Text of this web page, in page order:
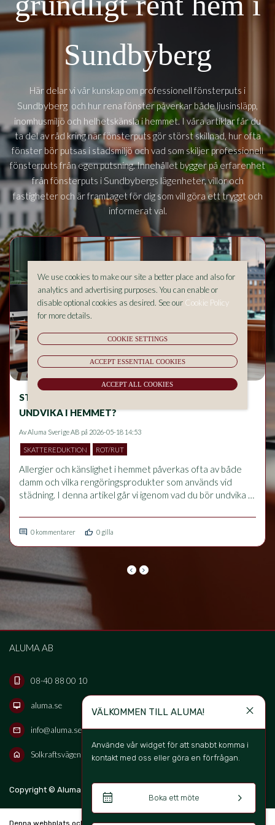
VÄLKOMMEN TILL ALUMA! close
Använde vår widget för att snabbt komma i
kontakt med oss eller göra en förfrågan.
calendar_month Boka ett möte keyboard_arrow_right
Sundbyberg
Här delar vi vår kunskap om professionell fönsterputs i
Sundbyberg och hur rena fönster påverkar både ljusinsläpp,
inomhusmiljö och helhetskänsla i hemmet. I våra artiklar får du
ta del av råd kring när fönsterputs gör störst skillnad, hur ofta
fönster bör putsas i stadsmiljö och vad som skiljer professionell
fönsterputs från egen putsning. Innehållet bygger på erfarenhet
från fönsterputs iSundbybergs lägenheter, villor och
fastigheter och är framtaget för dig som vill göra ett tryggt och
informerat val.
STÄDNING OCH ALLERGIER – VAD BÖR DU
UNDVIKA I HEMMET?
AvAluma Sverige AB på 2026-05-18 14:53
SKATTEREDUKTION ROT/RUT
Allergier och känslighet i hemmet påverkas ofta av både
damm och vilka rengöringsprodukter som används vid
städning. I denna artikel går vi igenom vad du bör undvika
förbättrar inomhusmiljön och vilka vanliga misstag som kan
förvärra problem med luftvägar och känslighet.
comment 0 kommentarer thumb_up 0 gilla
keyboard_arrow_left keyboard_arrow_right
ALUMA AB
phone_iphone 08-40 88 00 10
desktop_mac aluma.se
mail info@aluma.se
home Solkraftsvägen 16B, 135 70 Stockholm, Sweden
Copyright © Aluma Sverige AB 2026 keyboard_arrow_up
Denna webbplats och bokningssystem är skapad
We use cookies to make our site a better place and also for
analytics and advertising purposes. You can enable or
disable optional cookies as desired. See our Cookie Policy
for more details.
COOKIE SETTINGS
ACCEPT ESSENTIAL COOKIES
ACCEPT ALL COOKIES